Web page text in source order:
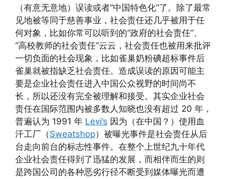
（有意无意地）误读或者“中国特色化”了。除了最常
见地被等同于慈善事业，社会责任还几乎被用于任
何对象，比如你常可以听到的“政府的社会责任”、
“高校教师的社会责任”云云，社会责任也被用来批评
一切负面的社会现象，比如雀巢奶粉碘超标事件后
雀巢就被指缺乏社会责任。造成误读的原因可能主
要是企业社会责任进入中国公众视野的时间尚不
长，所以还没有完全被理解和接受。其实企业社会
责任在国际范围内被多数人知晓也没有超过 20 年，
普遍认为 1991 年 Levi’s 因为（在中国？）使用血
汗工厂（Sweatshop）被曝光事件是社会责任从后
台走向前台的标志性事件。在整个上世纪九十年代
企业社会责任得到了迅猛的发展，而相伴而生的则
是跨国公司的各种恶劣行径不断受到媒体曝光而遭